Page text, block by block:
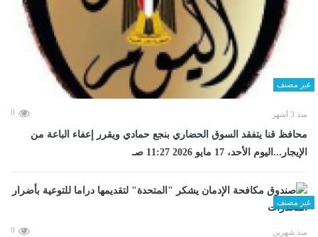
غير مصنف
منذ 3 أشهر 0
محافظ قنا يتفقد السوق الحضاري بنجع حمادي ويقرر إعفاء الباعة من
الإيجار...اليوم الأحد، 17 مايو 2026 11:27 صـ
غير مصنف
منذ شهرين 0